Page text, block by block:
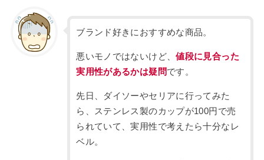
ブランド好きにおすすめな商品。
悪いモノではないけど、値段に見合った
実用性があるかは疑問です。
先日、ダイソーやセリアに行ってみた
ら、ステンレス製のカップが100円で売
られていて、実用性で考えたら十分なレ
ベル。